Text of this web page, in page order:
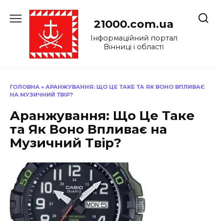
до
21000.com.ua
Інформаційний портал
Вінниці і області
ГОЛОВНА » АРАНЖУВАННЯ: ЩО ЦЕ ТАКЕ ТА ЯК ВОНО ВПЛИВАЄ
НА МУЗИЧНИЙ ТВІР?
Аранжування: Що Це Таке
та Як Воно Впливає на
Музичний Твір?